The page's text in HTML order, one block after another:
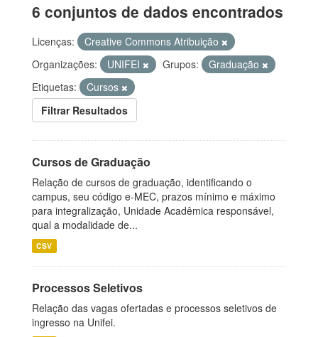
6 conjuntos de dados encontrados
Licenças:
Creative Commons Atribuição
Organizações:
UNIFEI Grupos:
Graduação
Etiquetas:
Cursos
Filtrar Resultados
Cursos de Graduação
Relação de cursos de graduação, identificando o
campus, seu código e-MEC, prazos mínimo e máximo
para integralização, Unidade Acadêmica responsável,
qual a modalidade de...
CSV
Processos Seletivos
Relação das vagas ofertadas e processos seletivos de
ingresso na Unifei.